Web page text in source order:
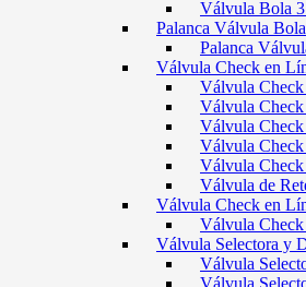
Válvula Bola
Palanca Válvula Bola
Palanca
Válvula Check en
Válvula
Válvula
Válvula
Válvula
Válvula
Válvula de
Válvula Check en
Válvula
Válvula Selectora y
Válvula
Válvula